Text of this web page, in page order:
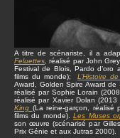
A titre de scénariste, il a
Feluettes réalisé par John
Festival de Blois, Pardo
films du monde);L’Histoire de
Award, Golden Spire Award de
réalisé par Sophie Lorain
réalisé par Xavier Dolan
King (La reine-garçon, réalisé
films du monde).Les Muses
son œuvre (scénarisé par
Prix Génie et aux Jutras 2000).